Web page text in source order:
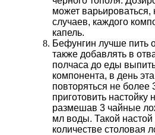
может
случаев, каждого
капель.
Бефунгин лучше пить
также добавлять в
полчаса до еды
компонента, в день
повторяться не
приготовить
размешав 3 чайные
мл воды. Такой настой
количестве столовая